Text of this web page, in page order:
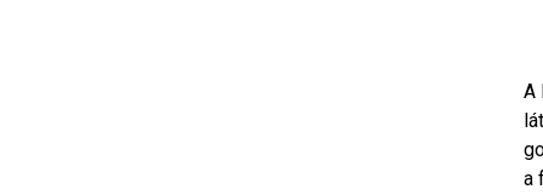
A
a